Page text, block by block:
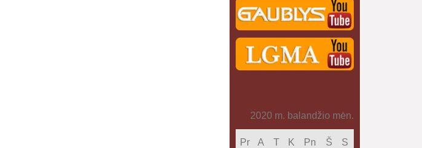
2020 m. balandžio mėn.
Pr A T K Pn Š S